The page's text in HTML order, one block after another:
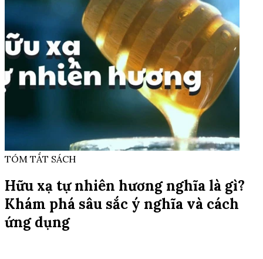
TÓM TẮT SÁCH
Hữu xạ tự nhiên hương nghĩa là gì?
Khám phá sâu sắc ý nghĩa và cách
ứng dụng